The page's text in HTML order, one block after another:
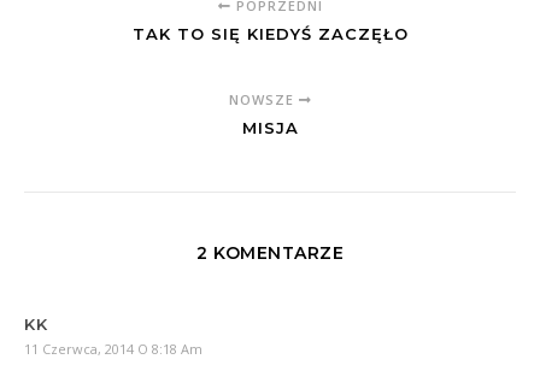
POPRZEDNI
TAK TO SIĘ KIEDYŚ ZACZĘŁO
NOWSZE
MISJA
2 KOMENTARZE
KK
11 Czerwca, 2014 O 8:18 Am